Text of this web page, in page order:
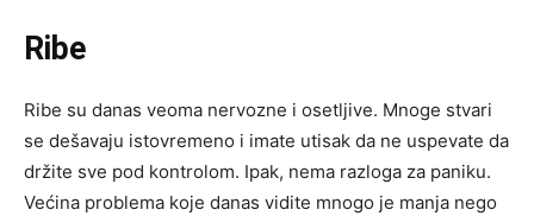
Ribe
Ribe su danas veoma nervozne i osetljive. Mnoge stvari
se dešavaju istovremeno i imate utisak da ne uspevate da
držite sve pod kontrolom. Ipak, nema razloga za paniku.
Većina problema koje danas vidite mnogo je manja nego